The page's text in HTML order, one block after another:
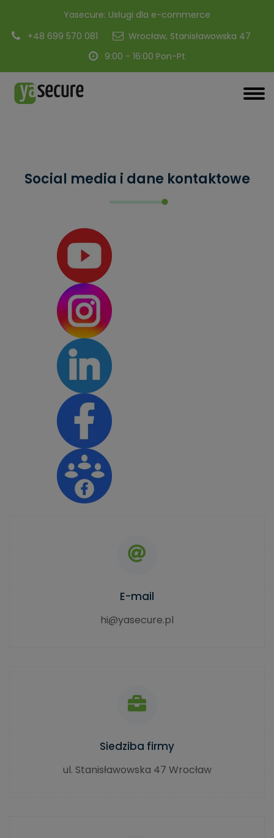
Yasecure: Usługi dla e-commerce
+48 699 570 081
Wrocław, Stanisławowska 47
9:00 - 16:00 Pon-Pt
Social media i dane kontaktowe
E-mail
hi@yasecure.pl
Siedziba firmy
ul. Stanisławowska 47 Wrocław